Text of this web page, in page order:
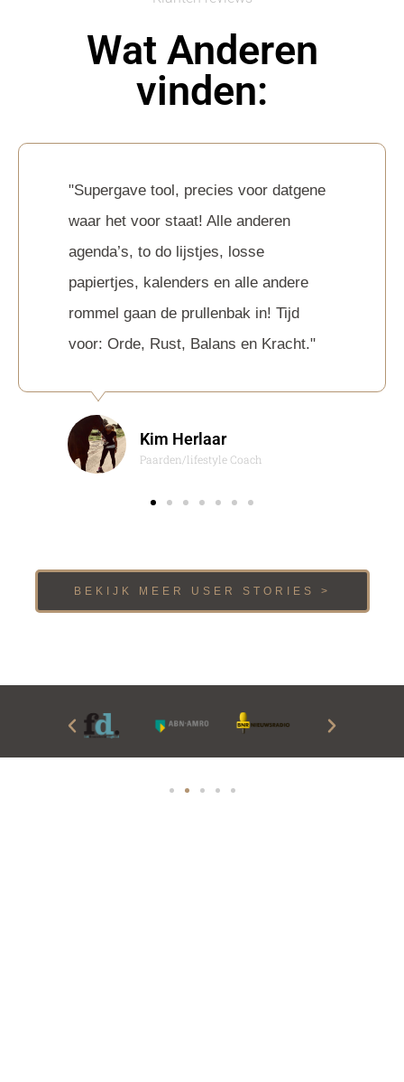
Wat Anderen
vinden:
"Supergave tool, precies voor datgene
waar het voor staat! Alle anderen
agenda’s, to do lijstjes, losse
papiertjes, kalenders en alle andere
rommel gaan de prullenbak in! Tijd
voor: Orde, Rust, Balans en Kracht."
Kim Herlaar
Paarden/lifestyle Coach
BEKIJK MEER USER STORIES >